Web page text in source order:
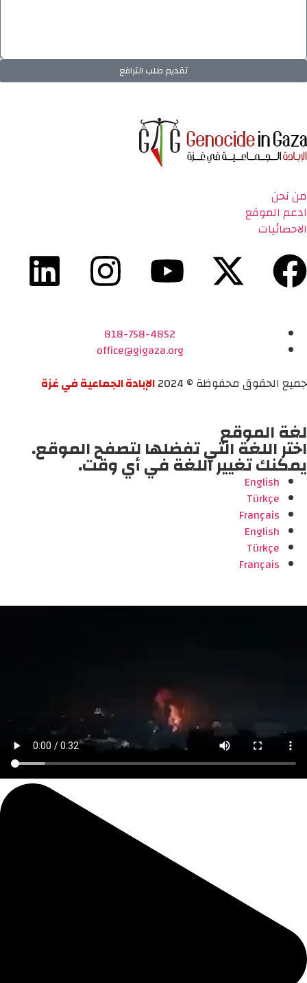
تقديم طلب الترافع
من نحن
ادعم الموقع
الاحصائيات
818-758-4852
office@gigaza.org
جميع الحقوق محفوظة © 2024
الإبادة الجماعية في غزة
لغة الموقع
اختر اللغة التي تفضلها لتصفح الموقع.
يمكنك تغيير اللغة في أي وقت.
English
Türkçe
Français
English
Türkçe
Français